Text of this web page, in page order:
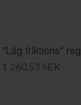
"Låg friktions"
1 260,53 SEK